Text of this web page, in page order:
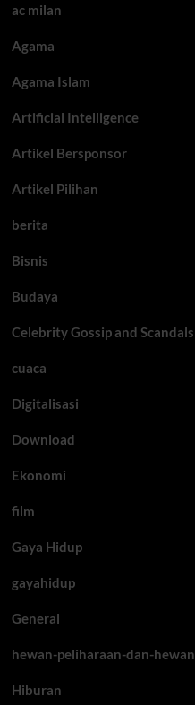
ac milan
Agama
Agama Islam
Artificial Intelligence
Artikel Bersponsor
Artikel Pilihan
berita
Bisnis
Budaya
Celebrity Gossip and Scandals
cuaca
Digitalisasi
Download
Ekonomi
film
Gaya Hidup
gayahidup
General
hewan-peliharaan-dan-hewan
Hiburan